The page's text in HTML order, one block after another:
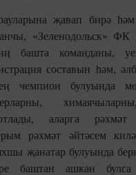
җавап бирә һәм
«Зеленодольск» ФК
башта команданы,
составын һәм,
чемпион булуында
аларга рәхмәт
рәхмәт әйтәсем
җанатар булуында
баштан ашкан